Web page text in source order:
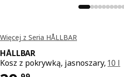
Więcej z Seria HÅLLBAR
HÅLLBAR
Kosz z pokrywką, jasnoszary, 10 l